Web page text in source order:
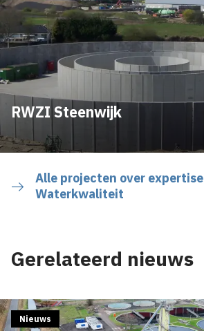
RWZI Steenwijk
Alle projecten over expertise
Waterkwaliteit
Gerelateerd nieuws
Nieuws